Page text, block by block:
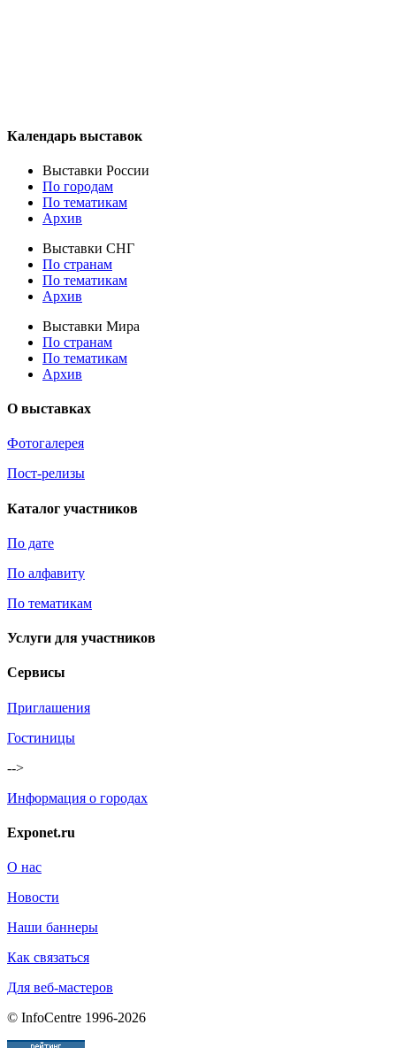
Календарь выставок
Выставки России
По городам
По тематикам
Архив
Выставки СНГ
По странам
По тематикам
Архив
Выставки Мира
По странам
По тематикам
Архив
О выставках
Фотогалерея
Пост-релизы
Каталог участников
По дате
По алфавиту
По тематикам
Услуги для участников
Сервисы
Приглашения
Гостиницы
-->
Информация о городах
Exponet.ru
О нас
Новости
Наши баннеры
Как связаться
Для веб-мастеров
© InfoCentre 1996-2026